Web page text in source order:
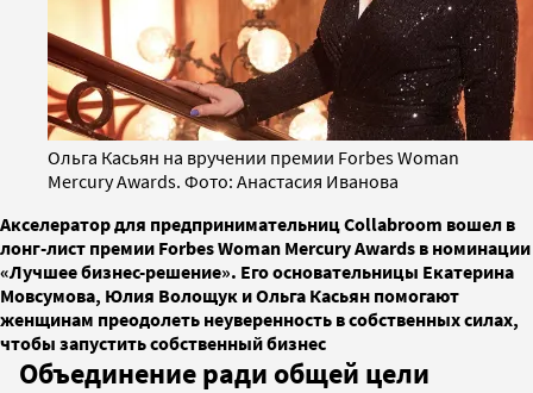
Ольга Касьян на вручении премии Forbes Woman
Mercury Awards. Фото: Анастасия Иванова
Акселератор для предпринимательниц Collabroom вошел в
лонг-лист премии Forbes Woman Mercury Awards в номинации
«Лучшее бизнес-решение». Его основательницы Екатерина
Мовсумова, Юлия Волощук и Ольга Касьян помогают
женщинам преодолеть неуверенность в собственных силах,
чтобы запустить собственный бизнес
Объединение ради общей цели